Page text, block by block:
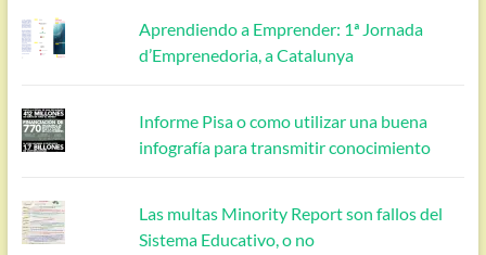
Aprendiendo a Emprender: 1ª Jornada
d’Emprenedoria, a Catalunya
Informe Pisa o como utilizar una buena
infografía para transmitir conocimiento
Las multas Minority Report son fallos del
Sistema Educativo, o no